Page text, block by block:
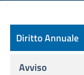
Diritto annuale
Diritto Annuale
Avviso